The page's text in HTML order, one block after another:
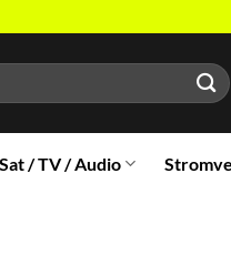
Sat / TV / Audio